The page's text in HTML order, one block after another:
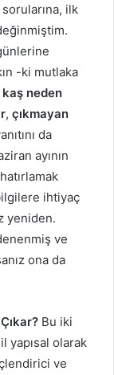
sorularına, ilk
-ki mutlaka
kaş neden
, çıkmayan
da
ayının
ihtiyaç
yeniden.
ve
ona da
Bu iki
yapısal olarak
ve